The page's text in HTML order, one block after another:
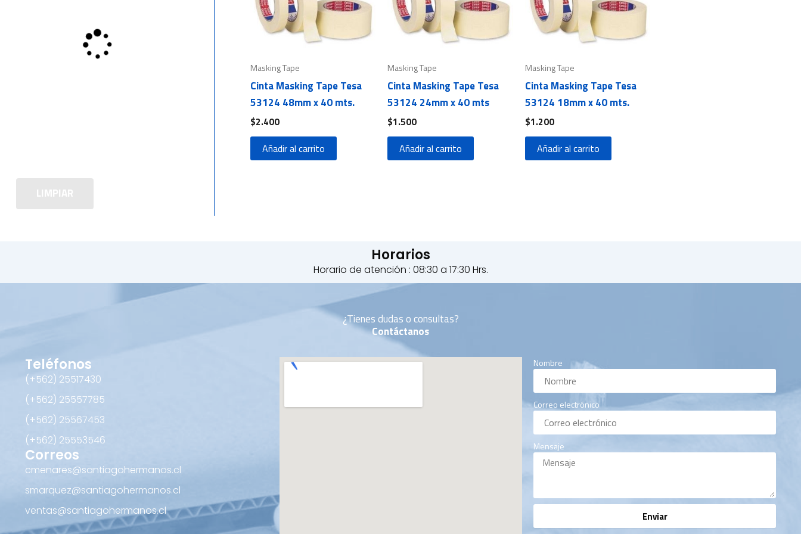
LIMPIAR
Masking Tape
Cinta Masking Tape Tesa
53124 48mm x 40 mts.
$2.400
Añadir al carrito
Masking Tape
Cinta Masking Tape Tesa
53124 24mm x 40 mts
$1.500
Añadir al carrito
Masking Tape
Cinta Masking Tape Tesa
53124 18mm x 40 mts.
$1.200
Añadir al carrito
Horarios
Horario de atención : 08:30 a 17:30 Hrs.
¿Tienes dudas o consultas?
Contáctanos
Teléfonos
(+562) 25517430‬
(+562) 25557785
(+562) 25567453‬
(+562) ‪25553546
Correos
cmenares@santiagohermanos.cl
smarquez@santiagohermanos.cl
ventas@santiagohermanos.cl
Nombre
Correo electrónico
Mensaje
Enviar